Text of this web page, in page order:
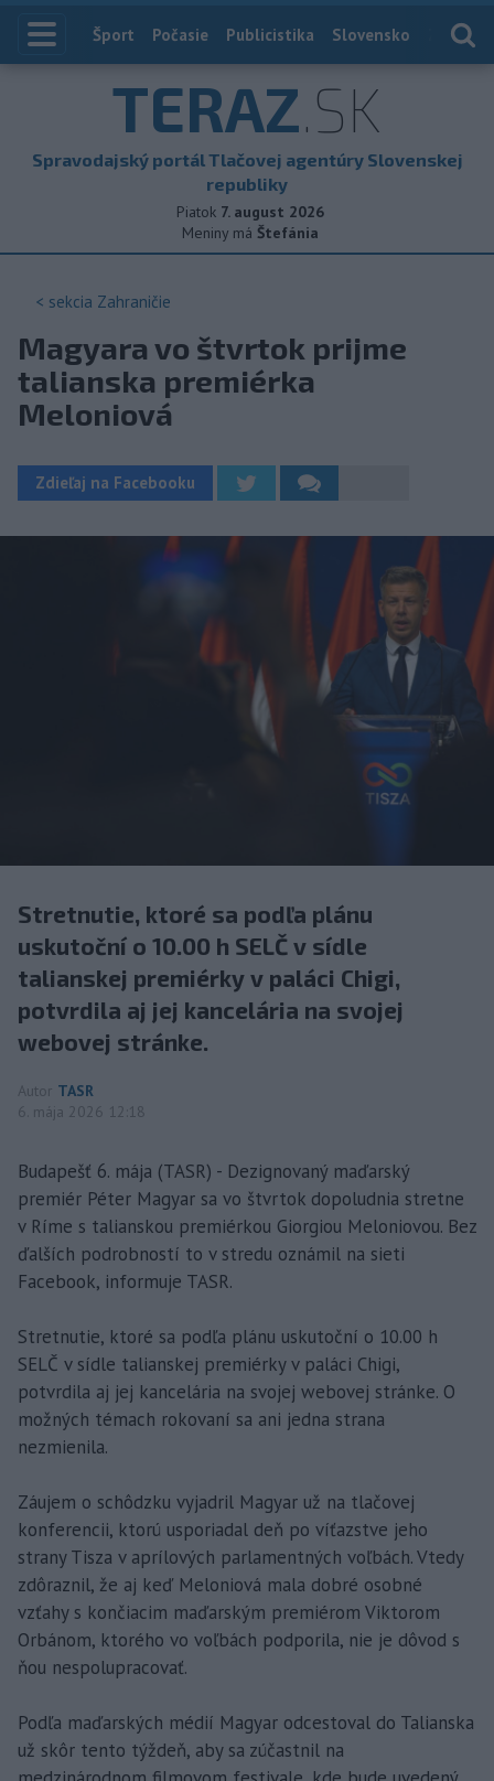
Index
Šport Počasie Publicistika Slovensko
TERAZ.SK
Spravodajský portál Tlačovej agentúry Slovenskej
republiky
Piatok 7. august 2026
Meniny má Štefánia
< sekcia Zahraničie
Magyara vo štvrtok prijme
talianska premiérka
Meloniová
Zdieľaj na Facebooku
Stretnutie, ktoré sa podľa plánu
uskutoční o 10.00 h SELČ v sídle
talianskej premiérky v paláci Chigi,
potvrdila aj jej kancelária na svojej
webovej stránke.
Autor TASR
6. mája 2026 12:18
Budapešť 6. mája (TASR) - Dezignovaný maďarský
premiér Péter Magyar sa vo štvrtok dopoludnia stretne
v Ríme s talianskou premiérkou Giorgiou Meloniovou. Bez
ďalších podrobností to v stredu oznámil na sieti
Facebook, informuje TASR.
Stretnutie, ktoré sa podľa plánu uskutoční o 10.00 h
SELČ v sídle talianskej premiérky v paláci Chigi,
potvrdila aj jej kancelária na svojej webovej stránke. O
možných témach rokovaní sa ani jedna strana
nezmienila.
Záujem o schôdzku vyjadril Magyar už na tlačovej
konferencii, ktorú usporiadal deň po víťazstve jeho
strany Tisza v aprílových parlamentných voľbách. Vtedy
zdôraznil, že aj keď Meloniová mala dobré osobné
vzťahy s končiacim maďarským premiérom Viktorom
Orbánom, ktorého vo voľbách podporila, nie je dôvod s
ňou nespolupracovať.
Podľa maďarských médií Magyar odcestoval do Talianska
už skôr tento týždeň, aby sa zúčastnil na